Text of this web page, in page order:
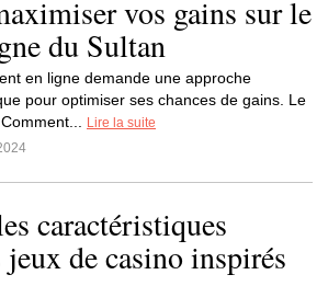
vos gains sur le
du Sultan
en ligne demande une approche
pour optimiser ses chances de gains. Le
Lire la suite
caractéristiques
de casino inspirés